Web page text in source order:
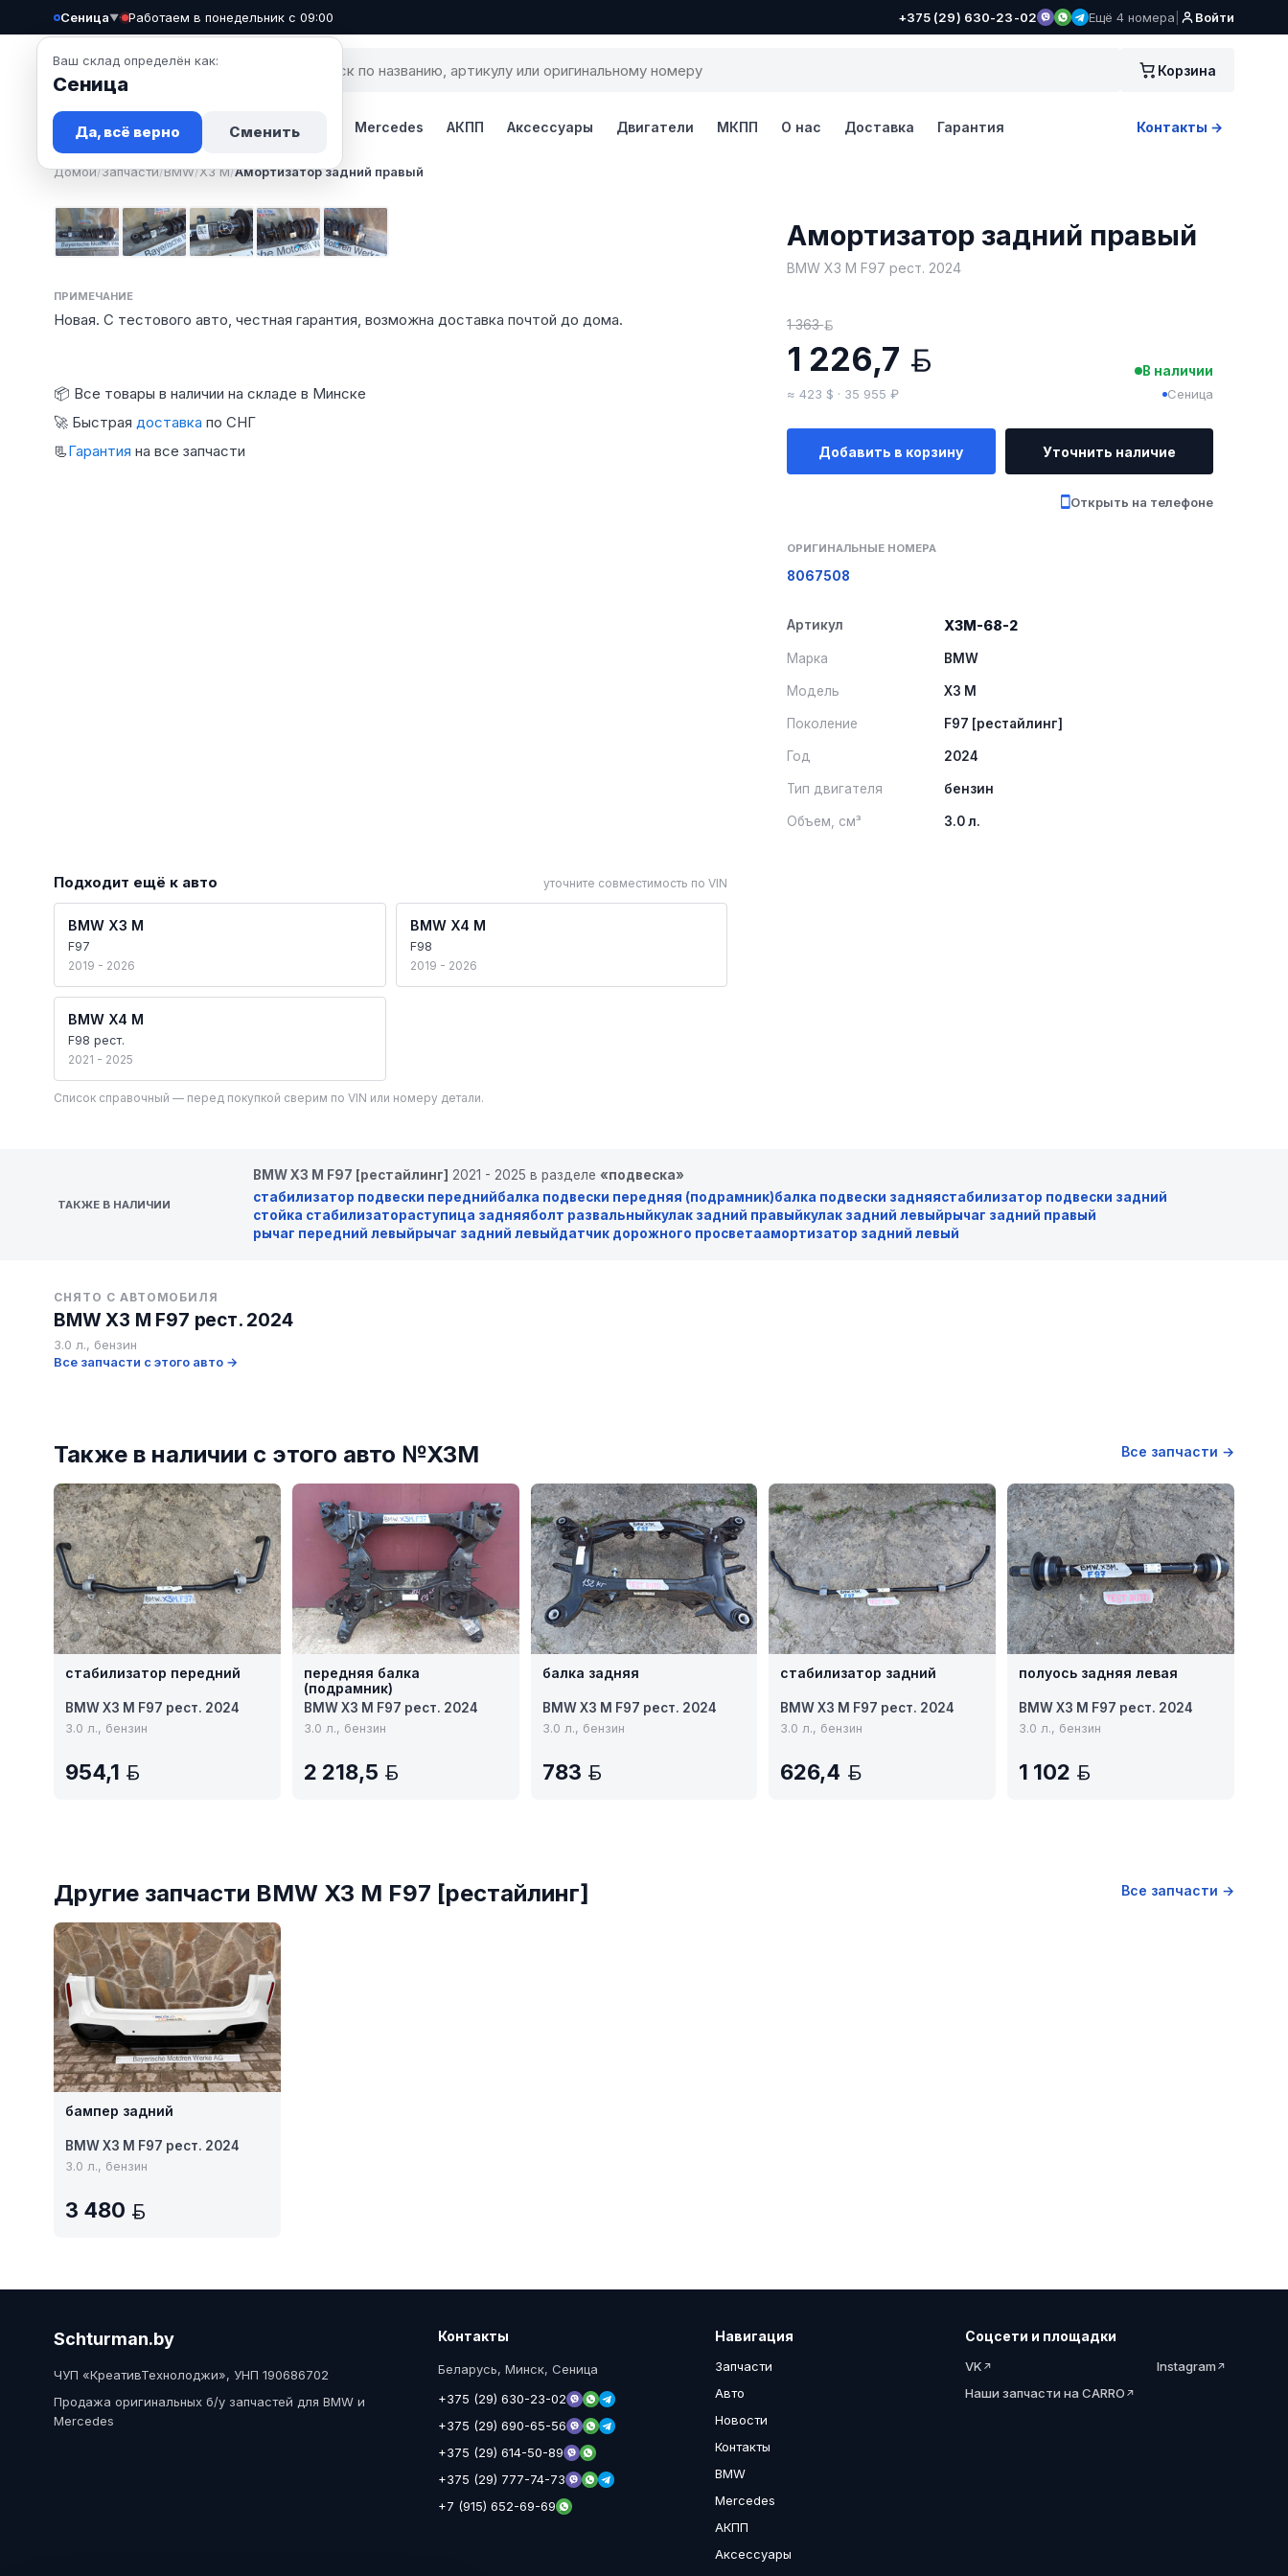
Сеница▼
Ваш склад определён как:
Сеница
Да, всё верно Сменить
· Работаем в понедельник с 09:00 +375 (29) 630-23-02 Ещё 4 номера Войти
Корзина
Запчасти Авто Новости Mercedes АКПП Аксессуары Двигатели МКПП О нас Доставка Гарантия Контакты →
Домой/Запчасти/BMW/X3 M/Амортизатор задний правый
ПРИМЕЧАНИЕ
Новая. С тестового авто, честная гарантия, возможна доставка почтой до дома.
📦 Все товары в наличии на складе в Минске
🚀 Быстрая доставка по СНГ
📃Гарантия на все запчасти
Амортизатор задний правый
BMW X3 M F97 рест. 2024
1 363
1 226,7
≈ 423 $ · 35 955 ₽
В наличии
Сеница
Добавить в корзину Уточнить наличие
Открыть на телефоне
ОРИГИНАЛЬНЫЕ НОМЕРА
8067508
Артикул X3M-68-2
Марка BMW
Модель X3 M
Поколение F97 [рестайлинг]
Год 2024
Тип двигателя бензин
Объем, см³ 3.0 л.
Подходит ещё к авто уточните совместимость по VIN
BMW X3 M
F97
2019 - 2026
BMW X4 M
F98
2019 - 2026
BMW X4 M
F98 рест.
2021 - 2025
Список справочный — перед покупкой сверим по VIN или номеру детали.
ТАКЖЕ В НАЛИЧИИ
BMW X3 M F97 [рестайлинг] 2021 - 2025 в разделе «подвеска»
стабилизатор подвески переднийбалка подвески передняя (подрамник)балка подвески задняястабилизатор подвески задний
стойка стабилизатораступица задняяболт развальныйкулак задний правыйкулак задний левыйрычаг задний правый
рычаг передний левыйрычаг задний левыйдатчик дорожного просветаамортизатор задний левый
СНЯТО С АВТОМОБИЛЯ
BMW X3 M F97 рест. 2024
3.0 л., бензин
Все запчасти с этого авто →
Также в наличии с этого авто №X3M Все запчасти →
стабилизатор передний
BMW X3 M F97 рест. 2024
3.0 л., бензин
954,1
передняя балка
(подрамник)
BMW X3 M F97 рест. 2024
3.0 л., бензин
2 218,5
балка задняя
BMW X3 M F97 рест. 2024
3.0 л., бензин
783
стабилизатор задний
BMW X3 M F97 рест. 2024
3.0 л., бензин
626,4
полуось задняя левая
BMW X3 M F97 рест. 2024
3.0 л., бензин
1 102
Другие запчасти BMW X3 M F97 [рестайлинг] Все запчасти →
бампер задний
BMW X3 M F97 рест. 2024
3.0 л., бензин
3 480
Schturman.by
ЧУП «КреативТехнолоджи», УНП 190686702
Продажа оригинальных б/у запчастей для BMW и
Mercedes
Контакты
Беларусь, Минск, Сеница
+375 (29) 630-23-02
+375 (29) 690-65-56
+375 (29) 614-50-89
+375 (29) 777-74-73
+7 (915) 652-69-69
Навигация
Запчасти
Авто
Новости
Контакты
BMW
Mercedes
АКПП
Аксессуары
Соцсети и площадки
VK
Instagram
Наши запчасти на CARRO